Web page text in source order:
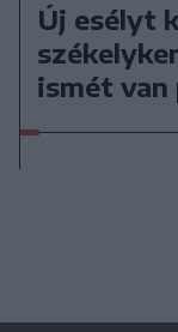
Új esélyt
ismét van